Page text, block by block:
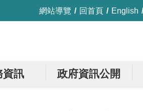
網站導覽 回首頁 English
資訊 政府資訊公開